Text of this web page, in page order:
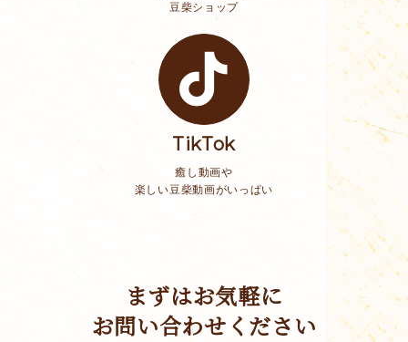
豆柴ショップ
TikTok
癒し動画や
楽しい豆柴動画がいっぱい
まずはお気軽に
お問い合わせください